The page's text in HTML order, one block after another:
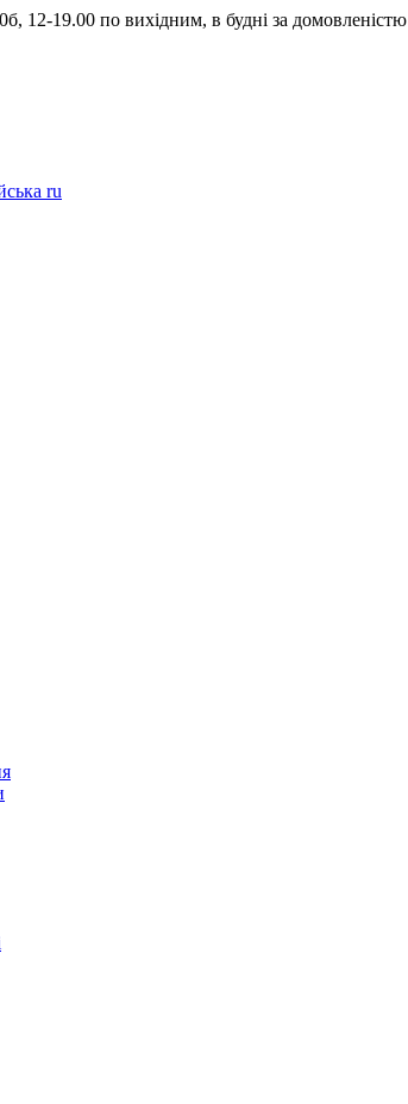
12-19.00 по вихідним, в будні за домовленістю
ru